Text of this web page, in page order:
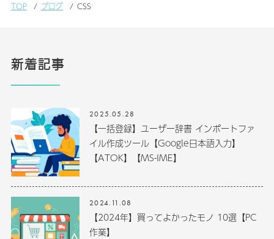
TOP ブログ CSS
新着記事
2025.05.28
【一括登録】ユーザー辞書 インポートファ
イル作成ツール【Google日本語入力】
【ATOK】【MS-IME】
2024.11.08
【2024年】買ってよかったモノ 10選【PC
作業】